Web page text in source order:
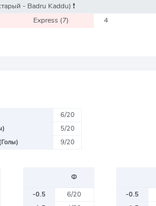
- Badru Kaddu) ❗️
Express (7) 4
6/20
5/20
9/20
Ф
-0.5
6/20
-0.5